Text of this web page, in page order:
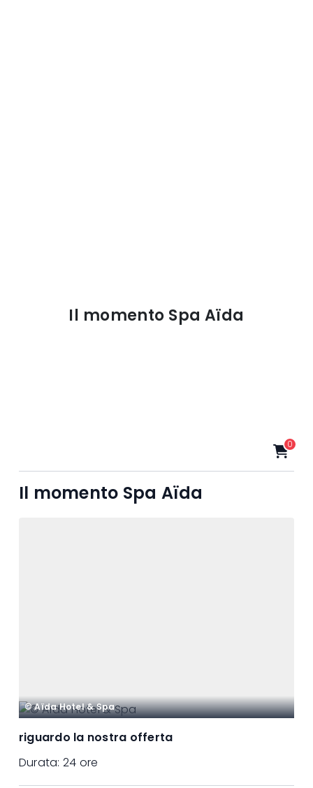
Il momento Spa Aïda
0
Il momento Spa Aïda
riguardo la nostra offerta
Durata: 24 ore
© Aïda Hotel & Spa